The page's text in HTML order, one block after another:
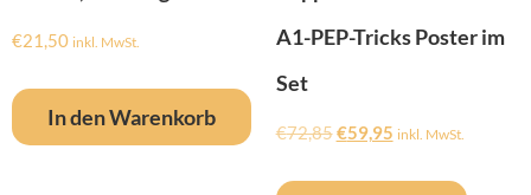
€21,50 inkl. MwSt.
In den Warenkorb
A1-PEP-Tricks Poster im
Set
€72,85€59,95 inkl. MwSt.